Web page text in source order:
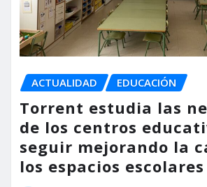
ACTUALIDAD EDUCACIÓN
Torrent estudia las
de los centros
seguir mejorando la
los espacios escolares